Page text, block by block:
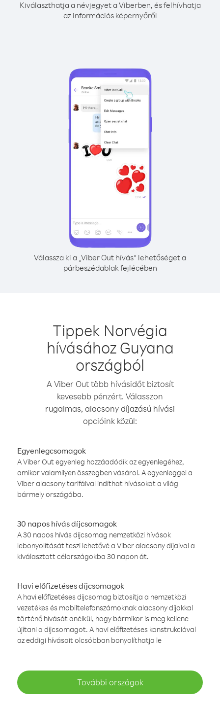
Kiválaszthatja a névjegyet a Viberben, és felhívhatja
az információs képernyőről
Válassza ki a „Viber Out hívás” lehetőséget a
párbeszédablak fejlécében
Tippek Norvégia
hívásához Guyana
országból
A Viber Out több hívásidőt biztosít
kevesebb pénzért. Válasszon
rugalmas, alacsony díjazású hívási
opcióink közül:
Egyenlegcsomagok
A Viber Out egyenleg hozzáadódik az egyenlegéhez,
amikor valamilyen összegben vásárol. A egyenleggel a
Viber alacsony tarifáival indíthat hívásokat a világ
bármely országába.
30 napos hívás díjcsomagok
A 30 napos hívás díjcsomag nemzetközi hívások
lebonyolítását teszi lehetővé a Viber alacsony díjaival a
kiválasztott célországokba 30 napon át.
Havi előfizetéses díjcsomagok
A havi előfizetéses díjcsomag biztosítja a nemzetközi
vezetékes és mobiltelefonszámoknak alacsony díjakkal
történő hívását anélkül, hogy bármikor is meg kellene
újítani a díjcsomagot. A havi előfizetéses konstrukcióval
az eddigi hívásait olcsóbban bonyolíthatja le
További országok